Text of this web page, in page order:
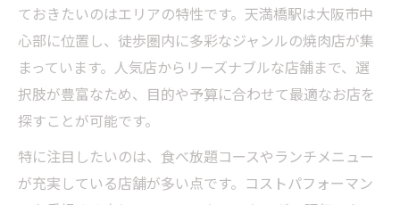
ておきたいのはエリアの特性です。天満橋駅は大阪市中
心部に位置し、徒歩圏内に多彩なジャンルの焼肉店が集
まっています。人気店からリーズナブルな店舗まで、選
択肢が豊富なため、目的や予算に合わせて最適なお店を
探すことが可能です。
特に注目したいのは、食べ放題コースやランチメニュー
が充実している店舗が多い点です。コストパフォーマン